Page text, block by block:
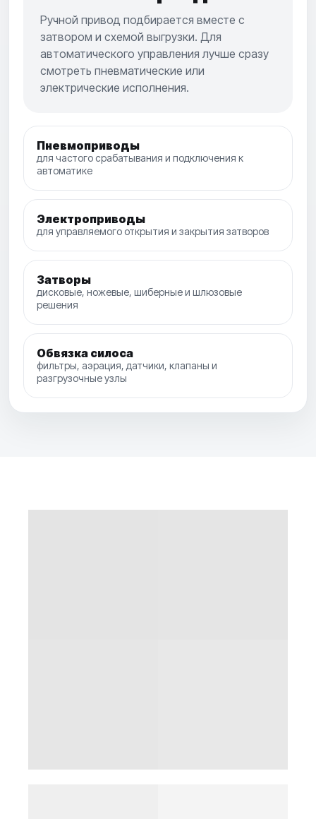
Ручной привод подбирается вместе с
затвором и схемой выгрузки. Для
автоматического управления лучше сразу
смотреть пневматические или
электрические исполнения.
Пневмоприводы
для частого срабатывания и подключения к
автоматике
Электроприводы
для управляемого открытия и закрытия затворов
Затворы
дисковые, ножевые, шиберные и шлюзовые
решения
Обвязка силоса
фильтры, аэрация, датчики, клапаны и
разгрузочные узлы